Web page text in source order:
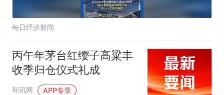
每日经济新闻
丙午年茅台红缨子高粱丰
收季归仓仪式礼成
和讯网 APP专享